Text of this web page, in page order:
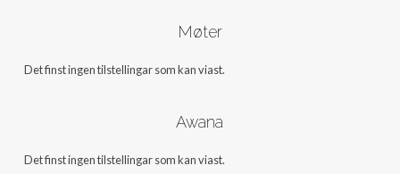
Møter
Det finst ingen tilstellingar som kan viast.
Awana
Det finst ingen tilstellingar som kan viast.